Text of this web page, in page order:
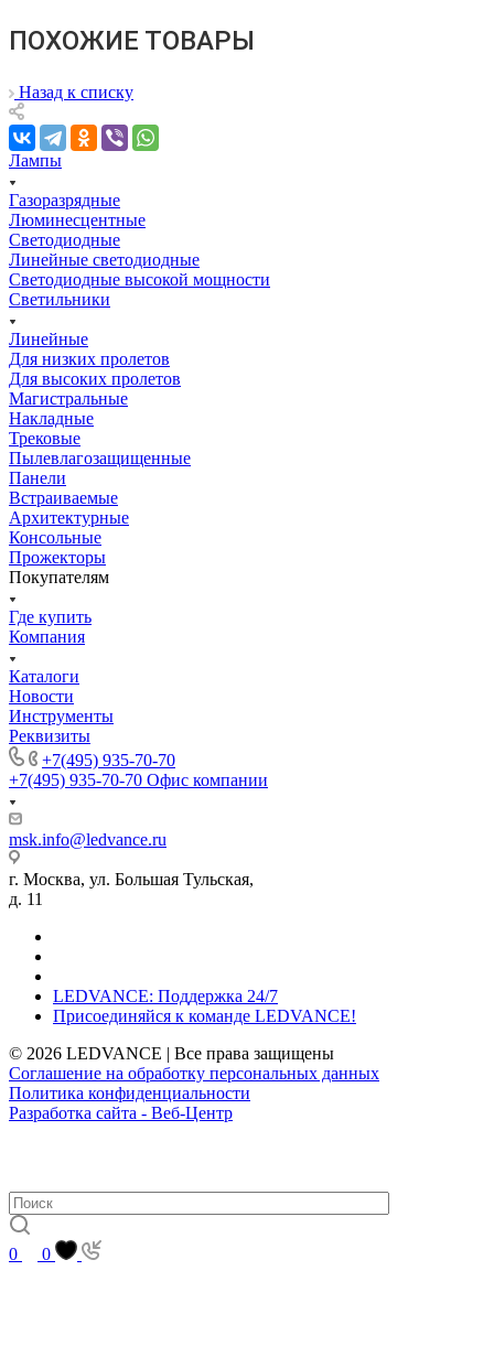
ПОХОЖИЕ ТОВАРЫ
Назад к списку
Лампы
Газоразрядные
Люминесцентные
Светодиодные
Линейные светодиодные
Светодиодные высокой мощности
Светильники
Линейные
Для низких пролетов
Для высоких пролетов
Магистральные
Накладные
Трековые
Пылевлагозащищенные
Панели
Встраиваемые
Архитектурные
Консольные
Прожекторы
Покупателям
Где купить
Компания
Каталоги
Новости
Инструменты
Реквизиты
+7(495) 935-70-70
+7(495) 935-70-70 Офис компании
msk.info@ledvance.ru
г. Москва, ул. Большая Тульская,
д. 11
LEDVANCE: Поддержка 24/7
Присоединяйся к команде LEDVANCE!
© 2026 LEDVANCE | Все права защищены
Соглашение на обработку персональных данных
Политика конфиденциальности
Разработка сайта - Веб-Центр
0 0